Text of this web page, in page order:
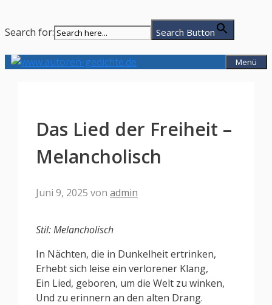
Search for: Search Button
Zum
Menü
Das Lied der Freiheit –
Melancholisch
Juni 9, 2025 von admin
Stil: Melancholisch
In Nächten, die in Dunkelheit ertrinken,
Erhebt sich leise ein verlorener Klang,
Ein Lied, geboren, um die Welt zu winken,
Und zu erinnern an den alten Drang.